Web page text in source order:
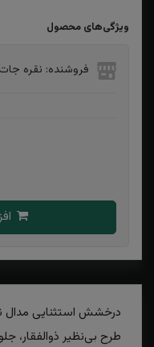
ویژگی‌های محصول
فروشنده: نقره
درخشش استثنایی مدال
طرح بی‌نظیر ذوالفقار،